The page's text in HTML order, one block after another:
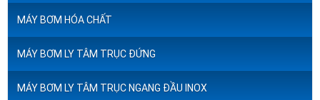
MÁY BƠM HÓA CHẤT
MÁY BƠM LY TÂM TRỤC ĐỨNG
MÁY BƠM LY TÂM TRỤC NGANG ĐẦU INOX